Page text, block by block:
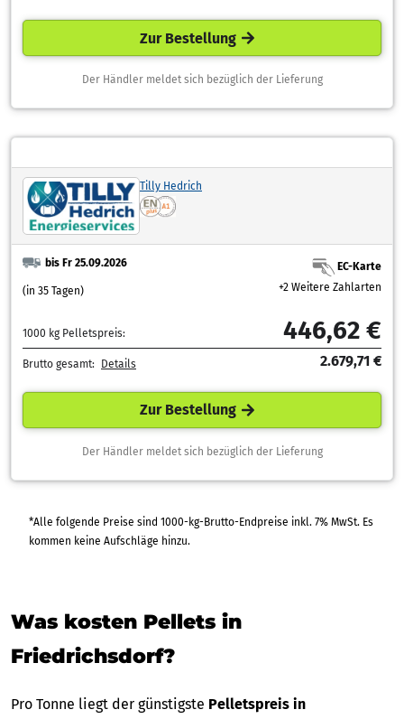
Zur Bestellung
Der Händler meldet sich bezüglich der Lieferung
Tilly Hedrich
bis Fr 25.09.2026
(in 35 Tagen)
EC-Karte
+2 Weitere Zahlarten
1000 kg Pelletspreis: 446,62 €
Brutto gesamt: Details 2.679,71 €
Zur Bestellung
Der Händler meldet sich bezüglich der Lieferung
*Alle folgende Preise sind 1000-kg-Brutto-Endpreise inkl. 7% MwSt. Es
kommen keine Aufschläge hinzu.
Was kosten Pellets in
Friedrichsdorf?
Pro Tonne liegt der günstigste Pelletspreis in